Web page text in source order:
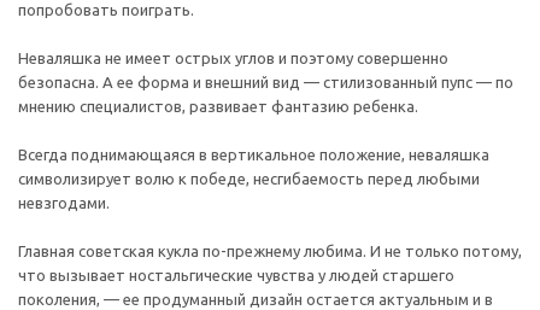
попробовать поиграть.
Неваляшка не имеет острых углов и поэтому совершенно
безопасна. А ее форма и внешний вид — стилизованный пупс — по
мнению специалистов, развивает фантазию ребенка.
Всегда поднимающаяся в вертикальное положение, неваляшка
символизирует волю к победе, несгибаемость перед любыми
невзгодами.
Главная советская кукла по-прежнему любима. И не только потому,
что вызывает ностальгические чувства у людей старшего
поколения, — ее продуманный дизайн остается актуальным и в